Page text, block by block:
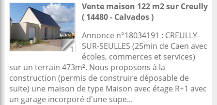
1
Vente maison 122 m2sur Creully
( 14480 - Calvados )
Annonce n°18034191 : CREULLY-
SUR-SEULLES (25min de Caen avec
écoles, commerces et services)
sur un terrain 473m². Nous proposons à la
construction (permis de construire déposable de
suite) une maison de type Maison avec étage R+1 avec
un garage incorporé d'une supe...